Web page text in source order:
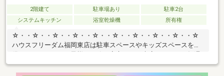
2階建て 駐車場あり
駐車2台
システムキッチン
浴室乾燥機 所有権
☆・・☆・・☆・・☆・・☆・・☆・・☆・・☆・・☆・・☆
ハウスフリーダム福岡東店は駐車スペースやキッズスペースを完
土日祝はおうち探しフェア開催中！要望等が固まっていない方も
是非ご来店ください！家づくりの説明や注文住宅、リフォームに